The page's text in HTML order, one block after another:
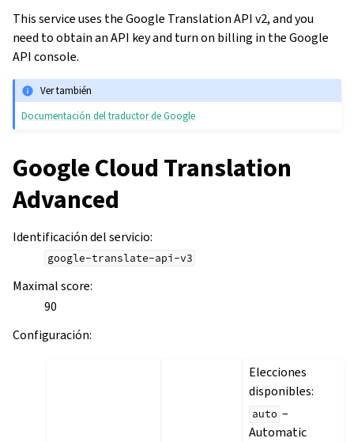
This service uses the Google Translation API v2, and you
need to obtain an API key and turn on billing in the Google
API console.
Ver también
Documentación del traductor de Google
Google Cloud Translation
Advanced
Identificación del servicio:
google-translate-api-v3
Maximal score:
90
Configuración:
Elecciones
disponibles:
auto –
Automatic